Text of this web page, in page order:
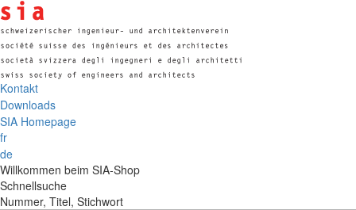
Kontakt
Downloads
SIA Homepage
fr
de
Willkommen beim SIA-Shop
Schnellsuche
Nummer, Titel, Stichwort